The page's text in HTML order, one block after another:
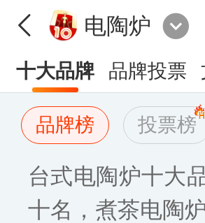
电陶炉
十大品牌 品牌投票
品牌榜 投票榜
台式电陶炉十大
十名，煮茶电陶